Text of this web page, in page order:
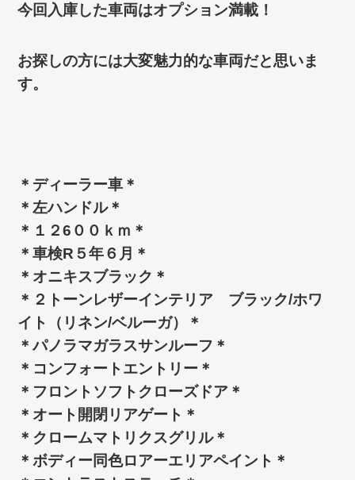
今回入庫した車両はオプション満載！
お探しの方には大変魅力的な車両だと思いま
す。
＊ディーラー車＊
＊左ハンドル＊
＊１２6００ｋｍ＊
＊車検R５年６月＊
＊オニキスブラック＊
＊２トーンレザーインテリア ブラック/ホワ
イト（リネン/ベルーガ）＊
＊パノラマガラスサンルーフ＊
＊コンフォートエントリー＊
＊フロントソフトクローズドア＊
＊オート開閉リアゲート＊
＊クロームマトリクスグリル＊
＊ボディー同色ロアーエリアペイント＊